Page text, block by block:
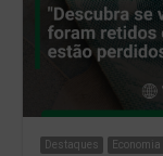
Destaques Economia